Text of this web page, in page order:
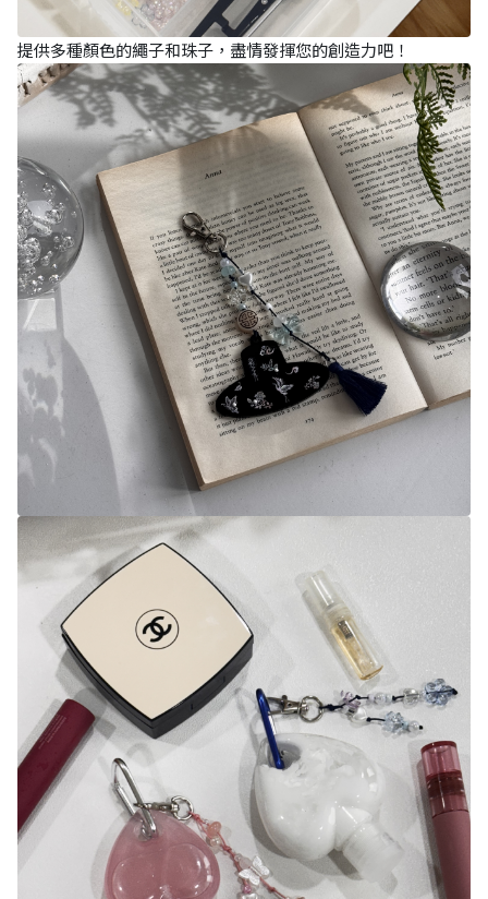
提供多種顏色的繩子和珠子，盡情發揮您的創造力吧！